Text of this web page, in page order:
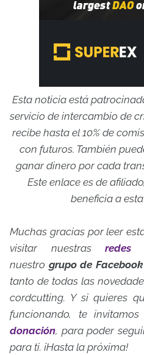
Esta noticia está
servicio de intercambio de
recibe hasta el 10% de
con futuros. También
ganar dinero por cada
Este enlace es de
beneficia a
Muchas gracias por leer
visitar nuestrasredes
nuestro grupo de
tanto de todas las
cordcutting. Y si quieres
funcionando, te
donación, para poder
para ti. ¡Hasta la próxima!